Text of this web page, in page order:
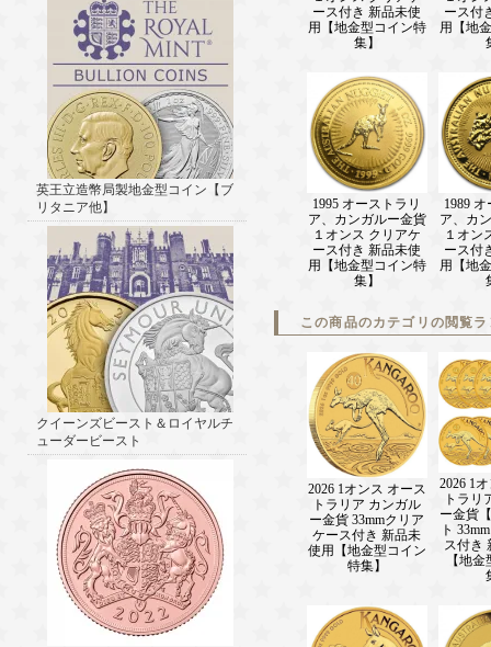
英王立造幣局製地金型コイン【ブ
リタニア他】
クイーンズビースト＆ロイヤルチ
ューダービースト
ース付き 新品未使
用【地金型コイン特
集】
ース付
用【地
1995 オーストラリ
ア、カンガルー金貨
１オンス クリアケ
ース付き 新品未使
用【地金型コイン特
集】
1989
ア、カ
１オン
ース付
用【地
この商品のカテゴリの閲覧
2026 1オンス オース
トラリア カンガル
ー金貨 33mmクリア
ケース付き 新品未
使用【地金型コイン
特集】
2026 1
トラリ
ー金貨
ト
ス付き
【地